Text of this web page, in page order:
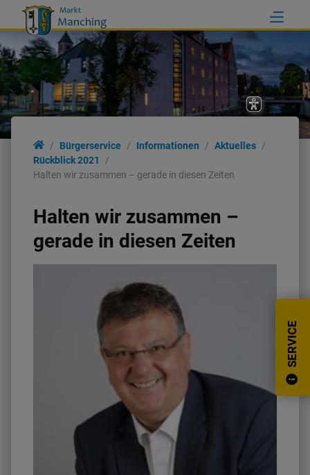
SERVICE
Bürgerservice Informationen
Aktuelles
Rückblick 2021
Halten wir zusammen – gerade in diesen Zeiten
Halten wir zusammen –
gerade in diesen Zeiten